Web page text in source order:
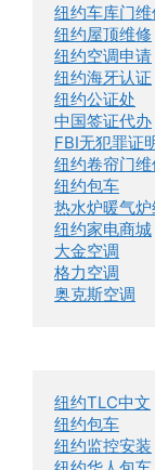
纽约车库门维
纽约屋顶维修
纽约空调申请
纽约海牙认证
纽约公证处
中国签证代办
FBI无犯罪证
纽约卷帘门维
纽约包车
热水炉暖气炉
纽约家电商城
大金空调
格力空调
奥克斯空调
纽约TLC中文
纽约包车
纽约监控安装